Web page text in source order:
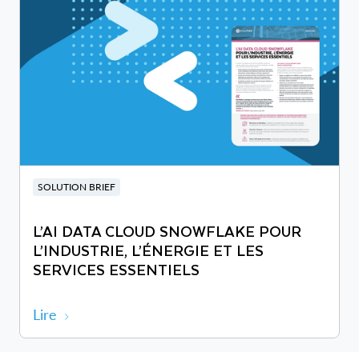
SOLUTION BRIEF
L’AI DATA CLOUD SNOWFLAKE POUR
L’INDUSTRIE, L’ÉNERGIE ET LES
SERVICES ESSENTIELS
Lire